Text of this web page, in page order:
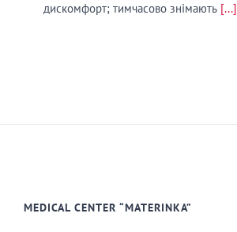
дискомфорт; тимчасово знімають [...]
MEDICAL CENTER “MATERINKA”